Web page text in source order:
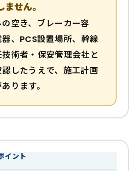
せん。
空き、ブレーカー容
、PCS設置場所、幹線
術者・保安管理会社と
したうえで、施工計画
ります。
イント